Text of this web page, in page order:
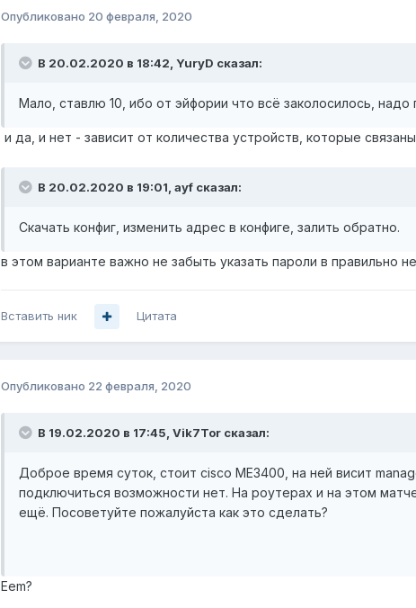
Опубликовано 20 февраля, 2020
В 20.02.2020 в 18:42, YuryD сказал:
Мало, ставлю 10, ибо от эйфории что всё заколосилось,
и да, и нет - зависит от количества устройств, которые
В 20.02.2020 в 19:01, ayf сказал:
Скачать конфиг, изменить адрес в конфиге, залить обратно.
в этом варианте важно не забыть указать пароли в правильно
Вставить ник Цитата
Опубликовано 22 февраля, 2020
В 19.02.2020 в 17:45, Vik7Tor сказал:
Доброе время суток, стоит cisco ME3400, на ней висит
подключиться возможности нет. На роутерах и на этом
ещё. Посоветуйте пожалуйста как это сделать?
Eem?